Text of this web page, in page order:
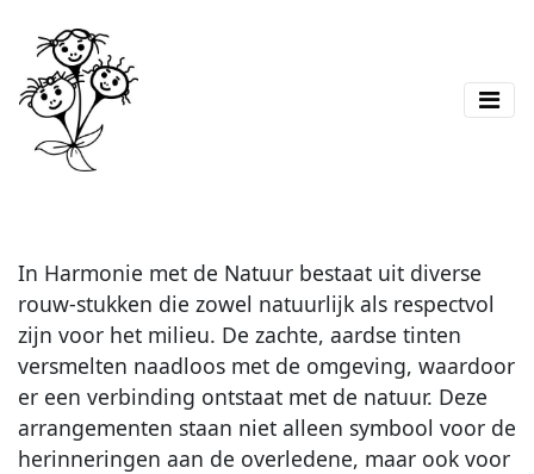
In Harmonie met de Natuur bestaat uit diverse
rouw-stukken die zowel natuurlijk als respectvol
zijn voor het milieu. De zachte, aardse tinten
versmelten naadloos met de omgeving, waardoor
er een verbinding ontstaat met de natuur. Deze
arrangementen staan niet alleen symbool voor de
herinneringen aan de overledene, maar ook voor